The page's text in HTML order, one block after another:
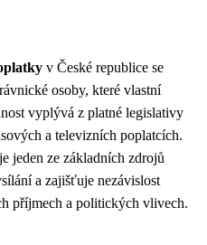
v České republice se
osoby, které vlastní
vyplývá z platné legislativy
a televizních poplatcích.
jeden ze základních zdrojů
a zajišťuje nezávislost
příjmech a politických vlivech.